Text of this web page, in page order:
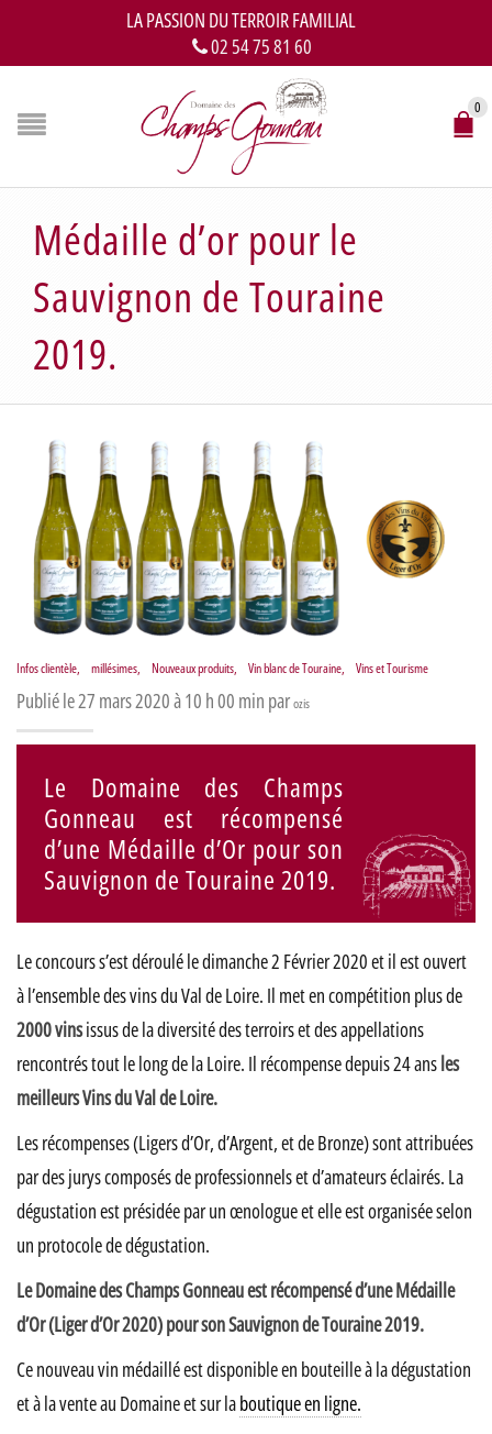
LA PASSION DU TERROIR FAMILIAL
02 54 75 81 60
0
Médaille d’or pour le
Sauvignon de Touraine
2019.
Infos clientèle, millésimes, Nouveaux produits, Vin blanc de Touraine, Vins et Tourisme
Publié le 27 mars 2020 à 10 h 00 min parozis
Le Domaine des Champs
Gonneau est récompensé
d’une Médaille d’Or pour son
Sauvignon de Touraine 2019.
Le concours s’est déroulé le dimanche 2 Février 2020 et il est ouvert
à l’ensemble des vins du Val de Loire. Il met en compétition plus de
2000 vinsissus de la diversité des terroirs et des appellations
rencontrés tout le long de la Loire. Il récompense depuis 24 ansles
meilleurs Vins du Val de Loire.
Les récompenses (Ligers d’Or, d’Argent, et de Bronze) sont attribuées
par des jurys composés de professionnels et d’amateurs éclairés. La
dégustation est présidée par un œnologue et elle est organisée selon
un protocole de dégustation.
Le Domaine des Champs Gonneau est récompensé d’une Médaille
d’Or (Liger d’Or 2020) pour son Sauvignon de Touraine 2019.
Ce nouveau vin médaillé est disponible en bouteille à la dégustation
et à la vente au Domaine et sur laboutique en ligne.